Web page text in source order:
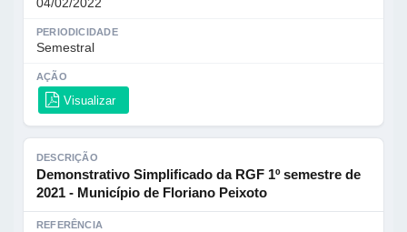
04/02/2022
PERIODICIDADE
Semestral
AÇÃO
Visualizar
DESCRIÇÃO
Demonstrativo Simplificado da RGF 1º semestre de
2021 - Município de Floriano Peixoto
REFERÊNCIA